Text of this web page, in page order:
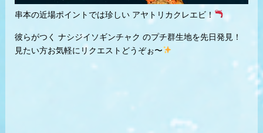
串本の近場ポイントでは珍しい アヤトリカクレエビ！
彼らがつく ナシジイソギンチャク のプチ群生地を先日発見！
見たい方お気軽にリクエストどうぞぉ〜